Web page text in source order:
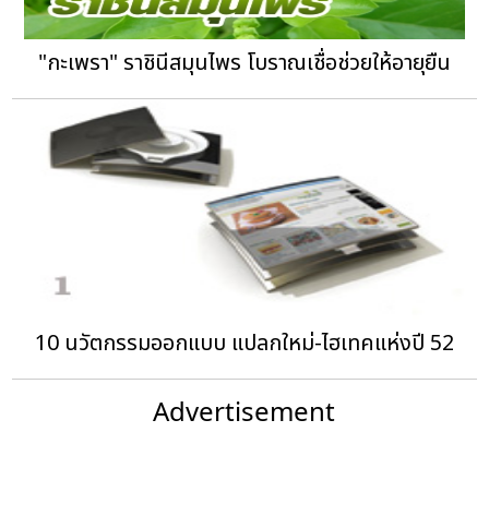
"กะเพรา" ราชินีสมุนไพร โบราณเชื่อช่วยให้อายุยืน
10 นวัตกรรมออกแบบ แปลกใหม่-ไฮเทคแห่งปี 52
Advertisement